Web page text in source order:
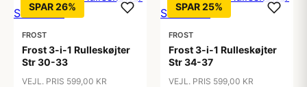
SPAR 26%
FROST
Frost 3-i-1 Rulleskøjter
Str 30-33
VEJL. PRIS 599,00 KR
SPAR 25%
FROST
Frost 3-i-1 Rulleskøjter
Str 34-37
VEJL. PRIS 599,00 KR